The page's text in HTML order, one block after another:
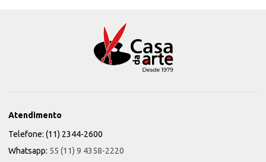
Atendimento
Telefone: (11) 2344-2600
Whatsapp: 55 (11) 9 4358-2220